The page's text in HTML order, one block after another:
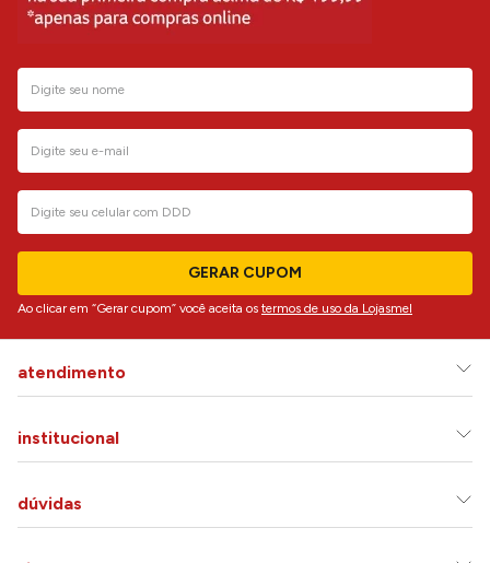
GERAR CUPOM
Ao clicar em “Gerar cupom” você aceita os termos de uso da Lojasmel
atendimento
institucional
dúvidas